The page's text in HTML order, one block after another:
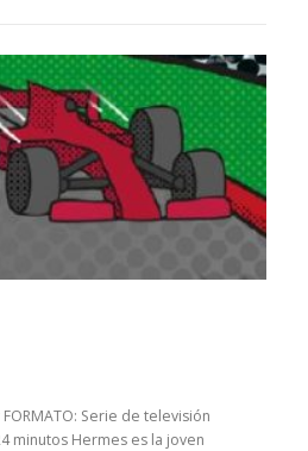
Serie de televisión
minutos Hermes es la joven